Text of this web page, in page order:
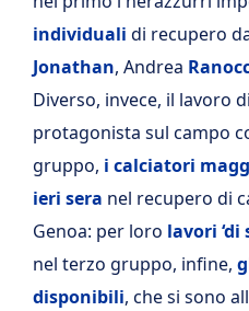
individuali di recupero
Jonathan, Andrea
Diverso, invece, il lavoro
protagonista sul campo
gruppo, i calciatori
ieri sera nel recupero di
Genoa: per loro lavori ‘di
nel terzo gruppo, infine,
disponibili, che si sono